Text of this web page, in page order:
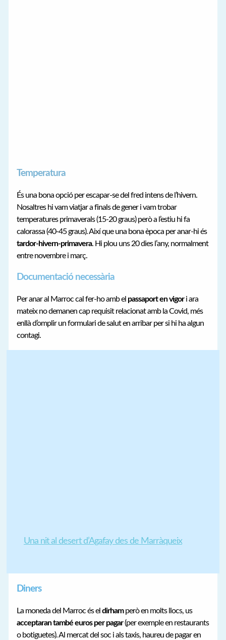
Temperatura
És una bona opció per escapar-se del fred intens de l’hivern.
Nosaltres hi vam viatjar a finals de gener i vam trobar
temperatures primaverals (15-20 graus) però a l’estiu hi fa
calorassa (40-45 graus). Així que una bona època per anar-hi és
tardor-hivern-primavera. Hi plou uns 20 dies l’any, normalment
entre novembre i març.
Documentació necessària
Per anar al Marroc cal fer-ho amb el passaport en vigori ara
mateix no demanen cap requisit relacionat amb la Covid, més
enllà d’omplir un formulari de salut en arribar per si hi ha algun
contagi.
Una nit al desert d’Agafay des de Marràqueix
Diners
La moneda del Marroc és el dirhamperò en molts llocs, us
acceptaran també euros per pagar(per exemple en restaurants
o botiguetes). Al mercat del soc i als taxis, haureu de pagar en